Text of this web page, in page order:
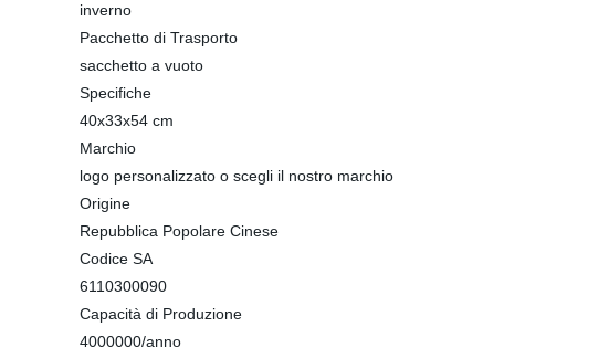
inverno
Pacchetto di Trasporto
sacchetto a vuoto
Specifiche
40x33x54 cm
Marchio
logo personalizzato o scegli il nostro marchio
Origine
Repubblica Popolare Cinese
Codice SA
6110300090
Capacità di Produzione
4000000/anno